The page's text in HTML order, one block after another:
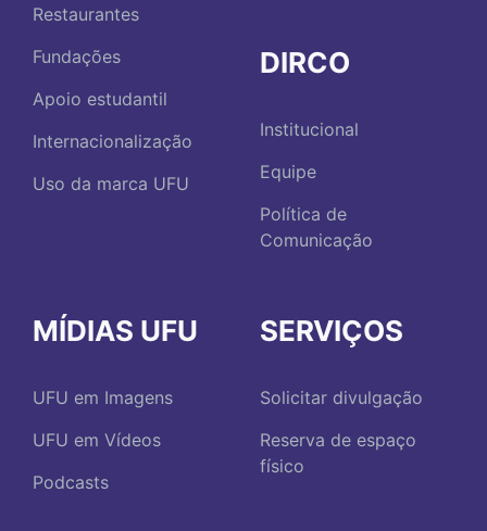
Restaurantes
Fundações
Apoio estudantil
Internacionalização
Uso da marca UFU
DIRCO
Institucional
Equipe
Política de
Comunicação
MÍDIAS UFU
UFU em Imagens
UFU em Vídeos
Podcasts
SERVIÇOS
Solicitar divulgação
Reserva de espaço
físico